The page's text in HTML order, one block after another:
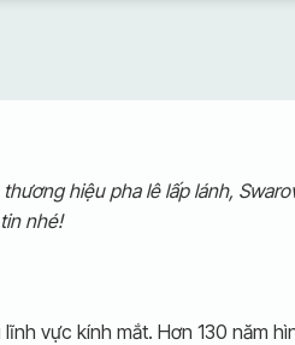
hiệu pha lê lấp lánh,
nhé!
vực kính mắt. Hơn 130 năm